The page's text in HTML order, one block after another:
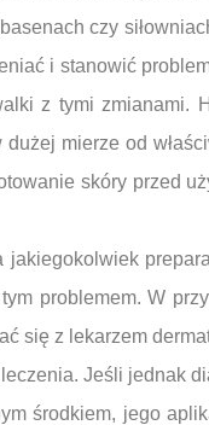
czy
i stanowić
z tymi zmianami.
mierze od
skóry przed
jakiegokolwiek
problemem. W
się z lekarzem
Jeśli jednak
środkiem, jego